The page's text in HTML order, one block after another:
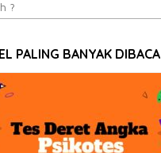
PALING BANYAK DIBACA